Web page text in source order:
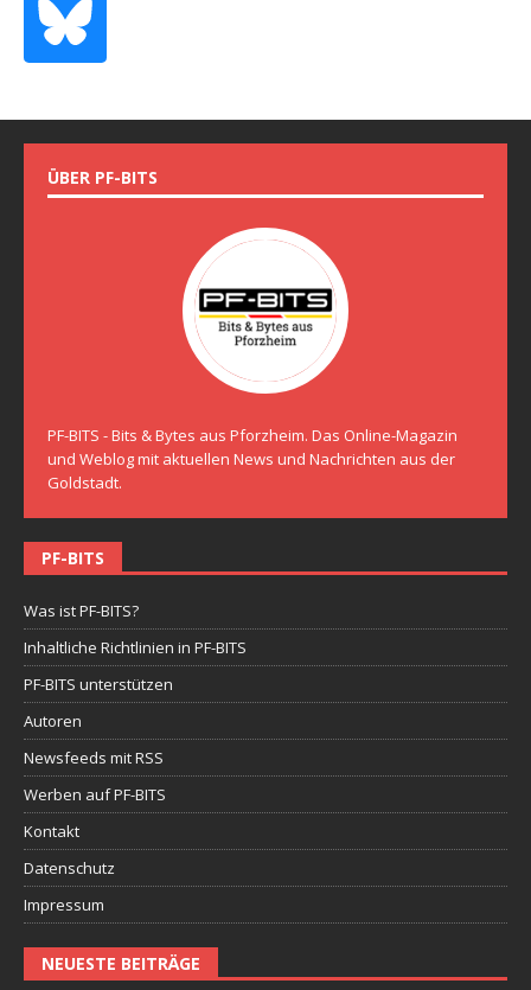
ÜBER PF-BITS
PF-BITS - Bits & Bytes aus Pforzheim. Das Online-Magazin
und Weblog mit aktuellen News und Nachrichten aus der
Goldstadt.
PF-BITS
Was ist PF-BITS?
Inhaltliche Richtlinien in PF-BITS
PF-BITS unterstützen
Autoren
Newsfeeds mit RSS
Werben auf PF-BITS
Kontakt
Datenschutz
Impressum
NEUESTE BEITRÄGE